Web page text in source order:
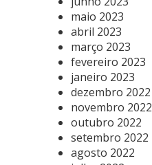
maio 2023
abril 2023
março 2023
fevereiro 2023
janeiro 2023
dezembro 2022
novembro 2022
outubro 2022
setembro 2022
agosto 2022